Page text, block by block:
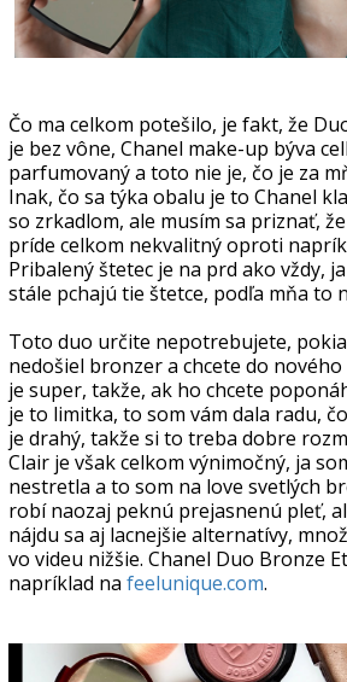
Čo ma celkom potešilo, je fakt, že
je bez vône, Chanel make-up býva
parfumovaný a toto nie je, čo je za
Inak, čo sa týka obalu je to Chanel
so zrkadlom, ale musím sa priznať,
príde celkom nekvalitný oproti
Pribalený štetec je na prd ako vždy,
stále pchajú tie štetce, podľa mňa to
Toto duo určite nepotrebujete,
nedošiel bronzer a chcete do
je super, takže, ak ho chcete
je to limitka, to som vám dala radu,
je drahý, takže si to treba dobre
Clair je však celkom výnimočný, ja
nestretla a to som na love svetlých
robí naozaj peknú prejasnenú pleť,
nájdu sa aj lacnejšie alternatívy,
vo videu nižšie. Chanel Duo Bronze
napríklad na feelunique.com.